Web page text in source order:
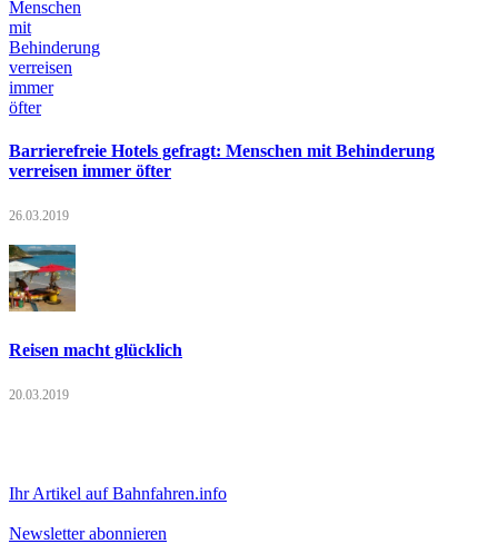
Barrierefreie Hotels gefragt: Menschen mit Behinderung
verreisen immer öfter
26.03.2019
Reisen macht glücklich
20.03.2019
Ihr Artikel auf Bahnfahren.info
Newsletter abonnieren